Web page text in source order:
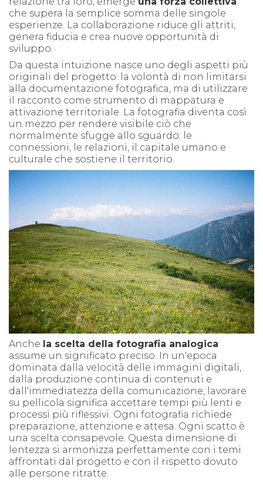
che supera la semplice somma delle singole
esperienze. La collaborazione riduce gli attriti,
genera fiducia e crea nuove opportunità di
sviluppo.
Da questa intuizione nasce uno degli aspetti più
originali del progetto: la volontà di non limitarsi
alla documentazione fotografica, ma di utilizzare
il racconto come strumento di mappatura e
attivazione territoriale. La fotografia diventa così
un mezzo per rendere visibile ciò che
normalmente sfugge allo sguardo: le
connessioni, le relazioni, il capitale umano e
culturale che sostiene il territorio.
Anche la scelta della fotografia analogica
assume un significato preciso. In un'epoca
dominata dalla velocità delle immagini digitali,
dalla produzione continua di contenuti e
dall'immediatezza della comunicazione, lavorare
su pellicola significa accettare tempi più lenti e
processi più riflessivi. Ogni fotografia richiede
preparazione, attenzione e attesa. Ogni scatto è
una scelta consapevole. Questa dimensione di
lentezza si armonizza perfettamente con i temi
affrontati dal progetto e con il rispetto dovuto
alle persone ritratte.